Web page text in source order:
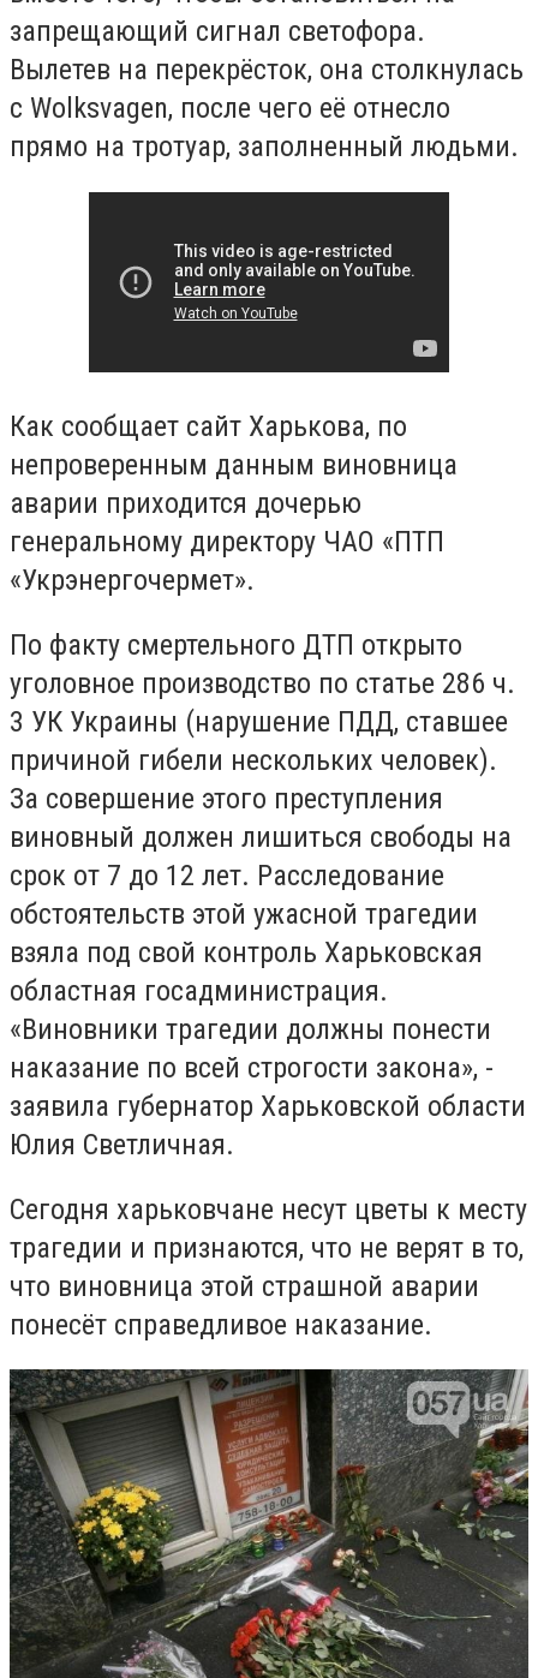
запрещающий сигнал светофора.
Вылетев на перекрёсток, она столкнулась
с Wolksvagen, после чего её отнесло
прямо на тротуар, заполненный людьми.
Как сообщает сайт Харькова, по
непроверенным данным виновница
аварии приходится дочерью
генеральному директору ЧАО «ПТП
«Укрэнергочермет».
По факту смертельного ДТП открыто
уголовное производство по статье 286 ч.
3 УК Украины (нарушение ПДД, ставшее
причиной гибели нескольких человек).
За совершение этого преступления
виновный должен лишиться свободы на
срок от 7 до 12 лет. Расследование
обстоятельств этой ужасной трагедии
взяла под свой контроль Харьковская
областная госадминистрация.
«Виновники трагедии должны понести
наказание по всей строгости закона», -
заявила губернатор Харьковской области
Юлия Светличная.
Сегодня харьковчане несут цветы к месту
трагедии и признаются, что не верят в то,
что виновница этой страшной аварии
понесёт справедливое наказание.